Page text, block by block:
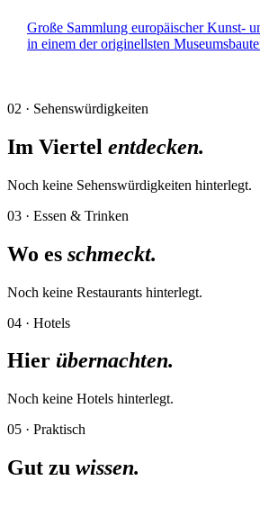
Große Sammlung europäischer Kunst-
in einem der originellsten
02 · Sehenswürdigkeiten
Im Viertel entdecken.
Noch keine Sehenswürdigkeiten hinterlegt.
03 · Essen & Trinken
Wo es schmeckt.
Noch keine Restaurants hinterlegt.
04 · Hotels
Hier übernachten.
Noch keine Hotels hinterlegt.
05 · Praktisch
Gut zu wissen.